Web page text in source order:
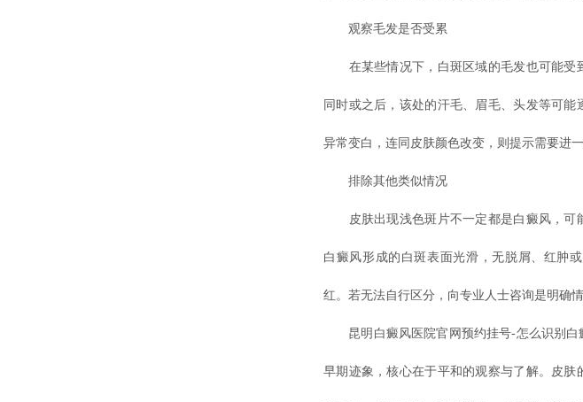
观察毛发是否受累
在某些情况下，白斑区域的毛发也可能受
同时或之后，该处的汗毛、眉毛、头发等可
异常变白，连同皮肤颜色改变，则提示需要进一
排除其他类似情况
皮肤出现浅色斑片不一定都是白癜风，可
白癜风形成的白斑表面光滑，无脱屑、红肿
红。若无法自行区分，向专业人士咨询是明确情
昆明白癜风医院官网预约挂号-怎么识别白
早期迹象，核心在于平和的观察与了解。皮